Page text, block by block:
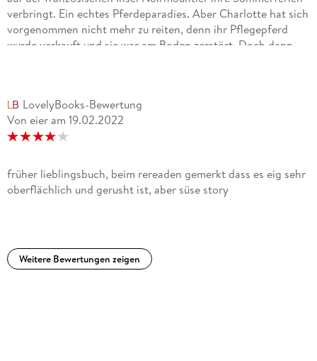
verbringt. Ein echtes Pferdeparadies. Aber Charlotte hat sich
vorgenommen nicht mehr zu reiten, denn ihr Pflegepferd
wurde verkauft und sie war am Boden zerstört. Doch dann
Charlotte retten. Ob das gut enden wird?Ich fand das Buch
sehr gut. Ich finde Nele Neuhaus hat einen sehr schönen und
einfachen Schreibstil entwickelt, der mich durch das Buch
und bin gespannt, wie es weitergeht. Mein einziger
Kritikpunkt ist, dass viele Charaktere im Hintergrund
standen, die ich gerne besser kennengelernt hätte.
LovelyBooks-Bewertung
Von eier am 19.02.2022
früher lieblingsbuch, beim rereaden gemerkt dass es eig sehr
oberflächlich und gerusht ist, aber süse story
Weitere Bewertungen zeigen